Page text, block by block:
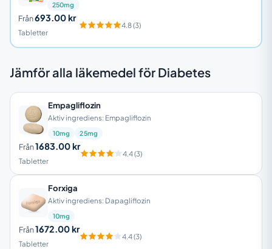
250mg
Från693.00 kr
Tabletter
4.8 (3)
Jämför alla läkemedel för Diabetes
Forxiga
Aktiv ingrediens: Dapagliflozin
10mg
Från1672.00 kr
Tabletter
4.4 (3)
Empagliflozin
Aktiv ingrediens: Empagliflozin
10mg 25mg
Från1683.00 kr
Tabletter
4.4 (3)